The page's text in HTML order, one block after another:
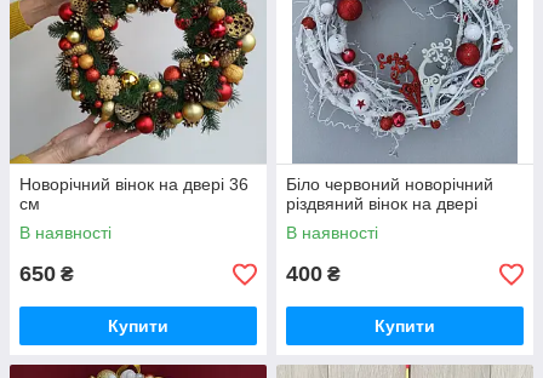
Новорічний вінок на двері 36
см
В наявності
650 ₴
Купити
Біло червоний новорічний
різдвяний вінок на двері
В наявності
400 ₴
Купити